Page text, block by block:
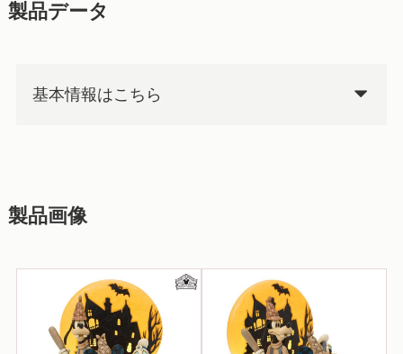
製品データ
基本情報はこちら
製品画像